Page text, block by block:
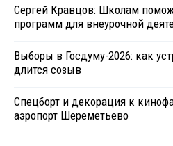
Сергей Кравцов: Школам
программ для внеурочной
Выборы в Госдуму-2026: как
длится созыв
Спецборт и декорация к
аэропорт Шереметьево